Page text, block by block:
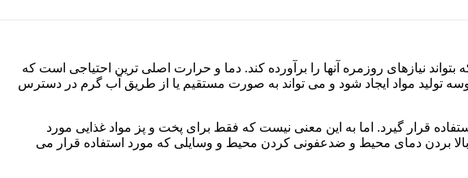
نیازهای روزمره آنها را برآورده کند. دما و حرارت اصلی ترین احتیاجی است که
تولید مواد ایجاد شود و می تواند به صورت مستقیم یا از طریق آب گرم در دسترس
قرار گیرد. اما به این معنی نیست که فقط برای پخت و پز مواد غذایی مورد
بالا بردن دمای محیط و ضدعفونی کردن محیط و وسایلی که مورد استفاده قرار می